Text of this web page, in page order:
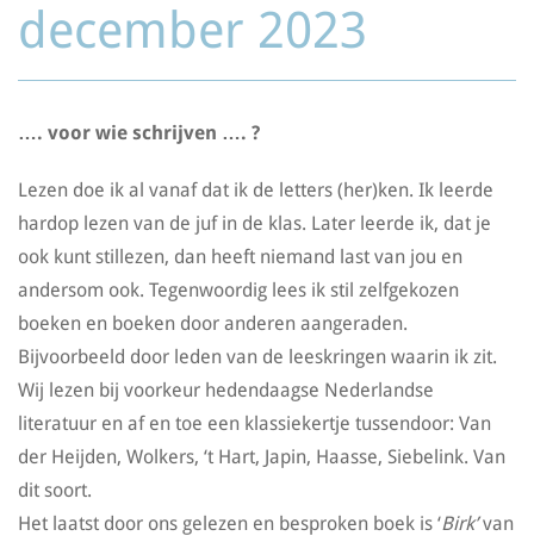
december 2023
…. voor wie schrijven …. ?
Lezen doe ik al vanaf dat ik de letters (her)ken. Ik leerde
hardop lezen van de juf in de klas. Later leerde ik, dat je
ook kunt stillezen, dan heeft niemand last van jou en
andersom ook. Tegenwoordig lees ik stil zelfgekozen
boeken en boeken door anderen aangeraden.
Bijvoorbeeld door leden van de leeskringen waarin ik zit.
Wij lezen bij voorkeur hedendaagse Nederlandse
literatuur en af en toe een klassiekertje tussendoor: Van
der Heijden, Wolkers, ‘t Hart, Japin, Haasse, Siebelink. Van
dit soort.
Het laatst door ons gelezen en besproken boek is ‘Birk’van